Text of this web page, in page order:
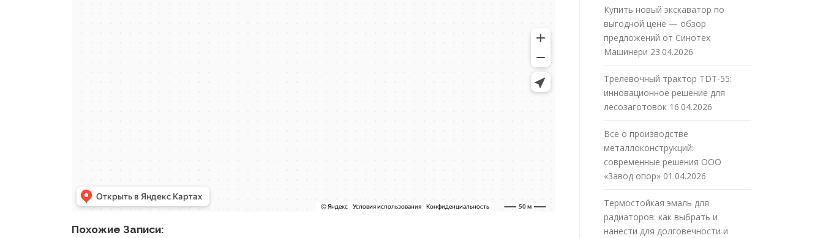
Похожие Записи:
Купить новый экскаватор по
выгодной цене — обзор
предложений от Синотех
Машинери 23.04.2026
Трелевочный трактор TDT-55:
инновационное решение для
лесозаготовок 16.04.2026
Все о производстве
металлоконструкций:
современные решения ООО
«Завод опор» 01.04.2026
Термостойкая эмаль для
радиаторов: как выбрать и
нанести для долговечности и